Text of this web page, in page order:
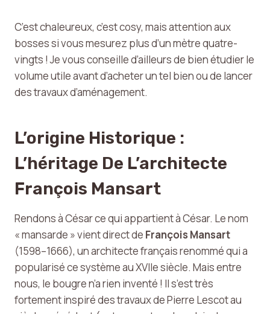
C’est chaleureux, c’est cosy, mais attention aux
bosses si vous mesurez plus d’un mètre quatre-
vingts ! Je vous conseille d’ailleurs de bien étudier le
volume utile avant d’acheter un tel bien ou de lancer
des travaux d’aménagement.
L’origine Historique :
L’héritage De L’architecte
François Mansart
Rendons à César ce qui appartient à César. Le nom
« mansarde » vient direct de François Mansart
(1598–1666), un architecte français renommé qui a
popularisé ce système au XVIIe siècle. Mais entre
nous, le bougre n’a rien inventé ! Il s’est très
fortement inspiré des travaux de Pierre Lescot au